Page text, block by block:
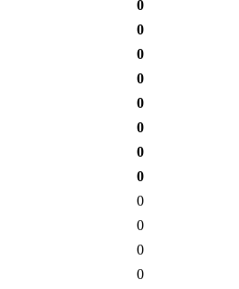
0
0
0
0
0
0
0
0
0
0
0
0